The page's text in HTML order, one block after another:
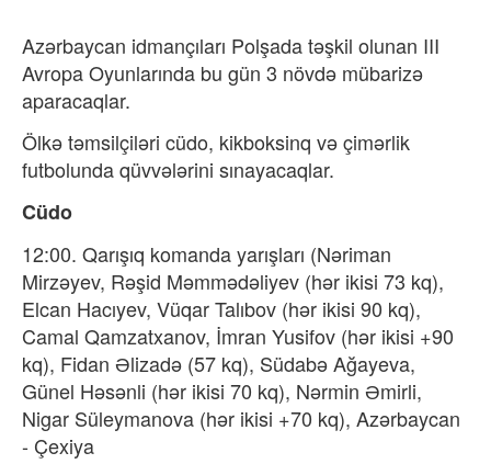
Azərbaycan idmançıları Polşada təşkil olunan III
Avropa Oyunlarında bu gün 3 növdə mübarizə
aparacaqlar.
Ölkə təmsilçiləri cüdo, kikboksinq və çimərlik
futbolunda qüvvələrini sınayacaqlar.
Cüdo
12:00. Qarışıq komanda yarışları (Nəriman
Mirzəyev, Rəşid Məmmədəliyev (hər ikisi 73 kq),
Elcan Hacıyev, Vüqar Talıbov (hər ikisi 90 kq),
Camal Qamzatxanov, İmran Yusifov (hər ikisi +90
kq), Fidan Əlizadə (57 kq), Südabə Ağayeva,
Günel Həsənli (hər ikisi 70 kq), Nərmin Əmirli,
Nigar Süleymanova (hər ikisi +70 kq), Azərbaycan
- Çexiya